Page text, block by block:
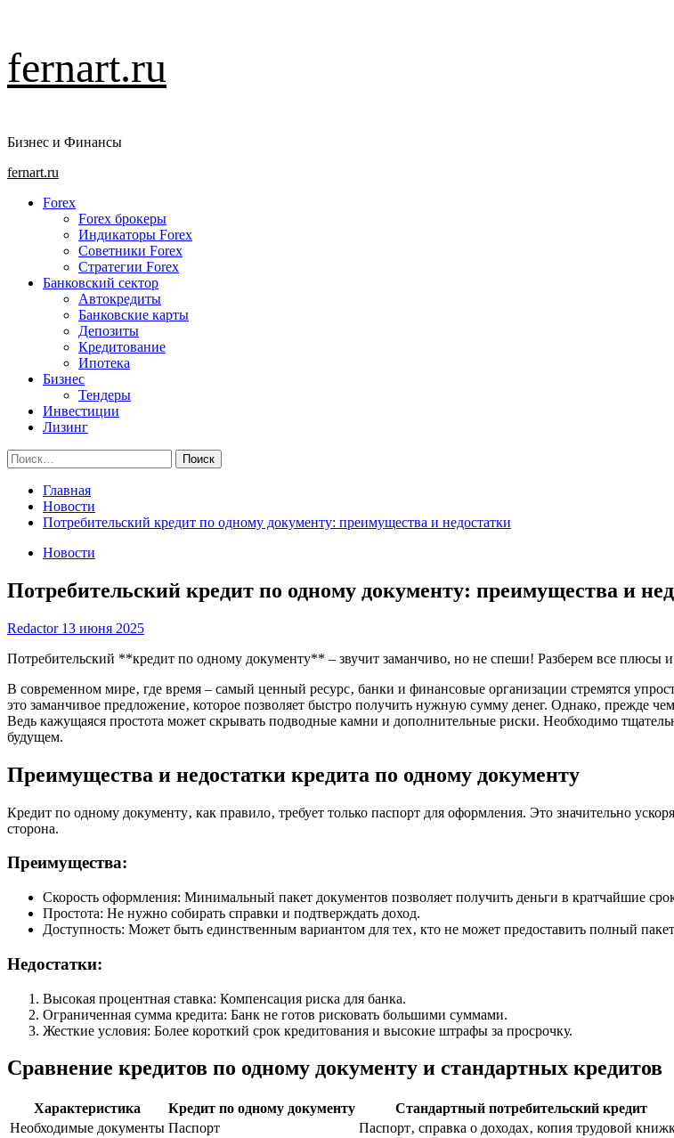
Перейти
к
содержимому
fernart.ru
Бизнес и Финансы
Основное
fernart.ru
Forex
Forex брокеры
Индикаторы Forex
Советники Forex
Стратегии Forex
Банковский сектор
Автокредиты
Банковские карты
Депозиты
Кредитование
Ипотека
Бизнес
Тендеры
Инвестиции
Лизинг
Найти:
Главная
Новости
Потребительский кредит по одному документу: преимущества и недостатки
Новости
Потребительский кредит по одному документу: преимущества и
Redactor 13 июня 2025
Потребительский **кредит по одному документу** – звучит заманчиво, но не спеши! Разберем все плюсы
В современном мире‚ где время – самый ценный ресурс‚ банки и финансовые организации стремятся
это заманчивое предложение‚ которое позволяет быстро получить нужную сумму денег. Однако‚ прежде
Ведь кажущаяся простота может скрывать подводные камни и дополнительные риски. Необходимо
будущем.
Преимущества и недостатки кредита по одному документу
Кредит по одному документу‚ как правило‚ требует только паспорт для оформления. Это значительно
сторона.
Преимущества:
Скорость оформления: Минимальный пакет документов позволяет получить деньги в кратчайшие
Простота: Не нужно собирать справки и подтверждать доход.
Доступность: Может быть единственным вариантом для тех‚ кто не может предоставить полный
Недостатки:
Высокая процентная ставка: Компенсация риска для банка.
Ограниченная сумма кредита: Банк не готов рисковать большими суммами.
Жесткие условия: Более короткий срок кредитования и высокие штрафы за просрочку.
Сравнение кредитов по одному документу и стандартных кредитов
Характеристика Кредит по одному документу
Стандартный потребительский кредит
Необходимые документы Паспорт
Паспорт‚ справка о доходах‚ копия трудовой